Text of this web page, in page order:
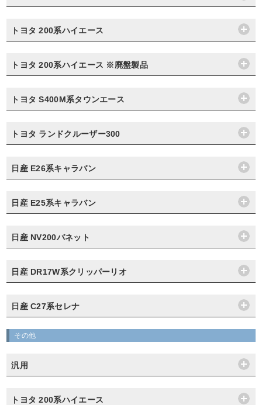
トヨタ 200系ハイエース
トヨタ 200系ハイエース ※廃盤製品
トヨタ S400M系タウンエース
トヨタ ランドクルーザー300
日産 E26系キャラバン
日産 E25系キャラバン
日産 NV200バネット
日産 DR17W系クリッパーリオ
日産 C27系セレナ
その他
汎用
トヨタ 200系ハイエース